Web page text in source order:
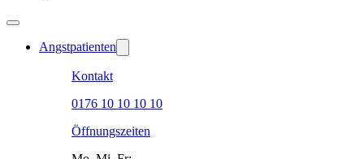
Angstpatienten
Kontakt
0176 10 10 10 10
Öffnungszeiten